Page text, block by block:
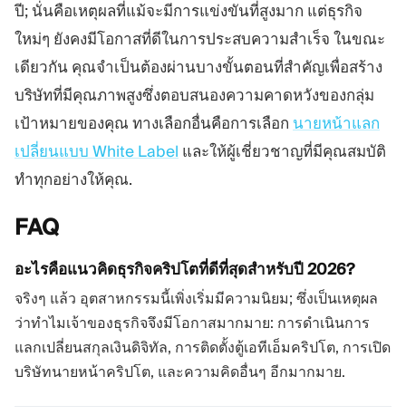
ปี; นั่นคือเหตุผลที่แม้จะมีการแข่งขันที่สูงมาก แต่ธุรกิจ
ใหม่ๆ ยังคงมีโอกาสที่ดีในการประสบความสำเร็จ ในขณะ
เดียวกัน คุณจำเป็นต้องผ่านบางขั้นตอนที่สำคัญเพื่อสร้าง
บริษัทที่มีคุณภาพสูงซึ่งตอบสนองความคาดหวังของกลุ่ม
เป้าหมายของคุณ ทางเลือกอื่นคือการเลือก นายหน้าแลก
เปลี่ยนแบบ White Label และให้ผู้เชี่ยวชาญที่มีคุณสมบัติ
ทำทุกอย่างให้คุณ.
FAQ
อะไรคือแนวคิดธุรกิจคริปโตที่ดีที่สุดสำหรับปี 2026?
จริงๆ แล้ว อุตสาหกรรมนี้เพิ่งเริ่มมีความนิยม; ซึ่งเป็นเหตุผล
ว่าทำไมเจ้าของธุรกิจจึงมีโอกาสมากมาย: การดำเนินการ
แลกเปลี่ยนสกุลเงินดิจิทัล, การติดตั้งตู้เอทีเอ็มคริปโต, การเปิด
บริษัทนายหน้าคริปโต, และความคิดอื่นๆ อีกมากมาย.